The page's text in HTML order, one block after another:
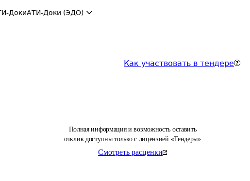
ДокиАТИ-Доки (ЭДО)
Как участвовать в тендере
Полная информация и возможность оставить
отклик доступны только с лицензией «Тендеры»
Смотреть расценки